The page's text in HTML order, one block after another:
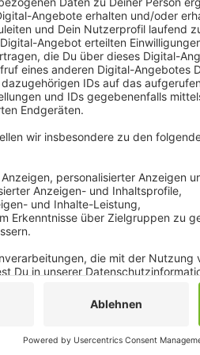
Daraufhin haben die
Zwei davon auch bei uns in
jetzt mit entsprechenden
sind Teil der Auszeichnung: auch
Kulturerbe. Dazu zählen auch das
passt die Mags die Friedhöfe
werden.